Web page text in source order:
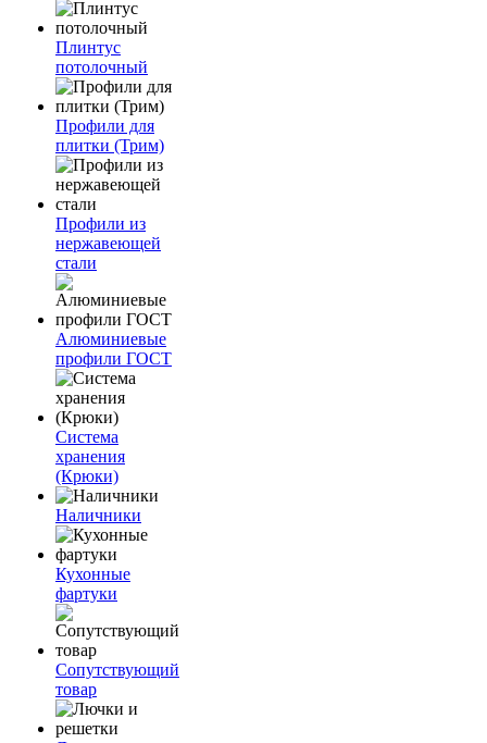
Плинтус
потолочный
Профили для
плитки (Трим)
Профили из
нержавеющей
стали
Алюминиевые
профили ГОСТ
Система
хранения
(Крюки)
Наличники
Кухонные
фартуки
Сопутствующий
товар